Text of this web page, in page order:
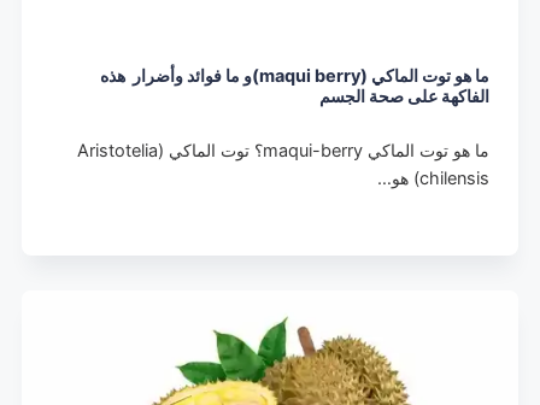
ما هو توت الماكي (maqui berry)و ما فوائد وأضرار هذه
الفاكهة على صحة الجسم
ما هو توت الماكي maqui-berry؟ توت الماكي (Aristotelia
chilensis) هو…